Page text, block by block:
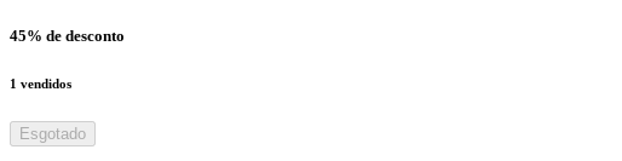
45% de desconto
1 vendidos
Esgotado